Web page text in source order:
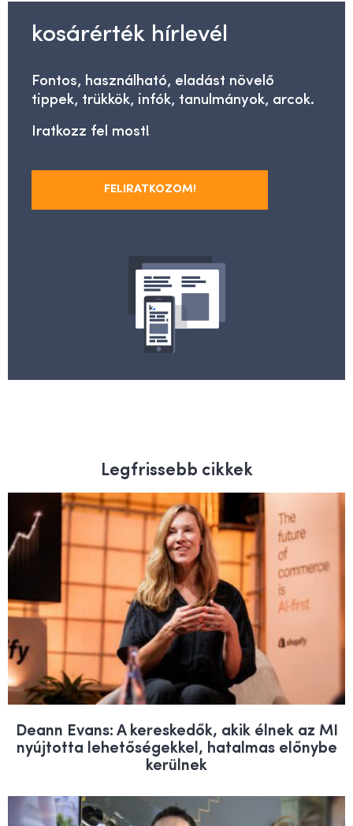
kosárérték hírlevél
Fontos, használható, eladást növelő
tippek, trükkök, infók, tanulmányok, arcok.
Iratkozz fel most!
FELIRATKOZOM!
Legfrissebb cikkek
Deann Evans: A kereskedők, akik élnek az MI
nyújtotta lehetőségekkel, hatalmas előnybe
kerülnek